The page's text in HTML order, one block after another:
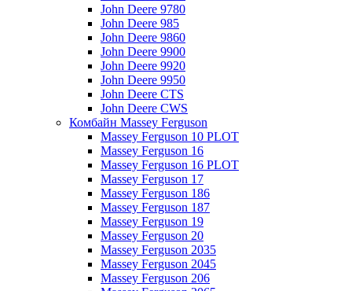
John Deere 9780
John Deere 985
John Deere 9860
John Deere 9900
John Deere 9920
John Deere 9950
John Deere CTS
John Deere CWS
Комбайн Massey Ferguson
Massey Ferguson 10 PLOT
Massey Ferguson 16
Massey Ferguson 16 PLOT
Massey Ferguson 17
Massey Ferguson 186
Massey Ferguson 187
Massey Ferguson 19
Massey Ferguson 20
Massey Ferguson 2035
Massey Ferguson 2045
Massey Ferguson 206